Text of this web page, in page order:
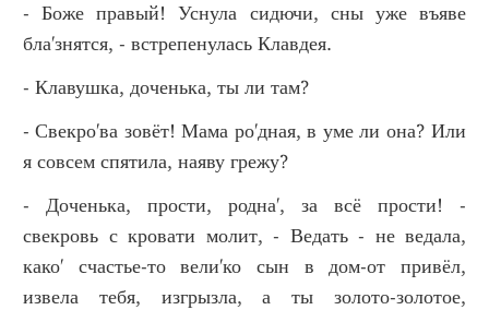
- Боже правый! Уснула сидючи, сны уже въяве
бла'знятся, - встрепенулась Клавдея.
- Клавушка, доченька, ты ли там?
- Свекро'ва зовёт! Мама ро'дная, в уме ли она? Или
я совсем спятила, наяву грежу?
- Доченька, прости, родна', за всё прости! -
свекровь с кровати молит, - Ведать - не ведала,
како' счастье-то вели'ко сын в дом-от привёл,
извела тебя, изгрызла, а ты золото-золотое,